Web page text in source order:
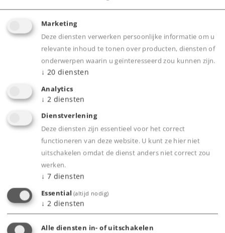
Art.nr.
Spoor /
Schaalgrootte
H0 / 1:87
Tijdperk II
Alleen voor clubleden.
Dealer zoeken
Downloads
Marketing
Deze diensten verwerken persoonlijke informatie om u
relevante inhoud te tonen over producten, diensten of
onderwerpen waarin u geïnteresseerd zou kunnen zijn.
↓ 20 diensten
Analytics
↓ 2 diensten
Dienstverlening
Deze diensten zijn essentieel voor het correct
functioneren van deze website. U kunt ze hier niet
uitschakelen omdat de dienst anders niet correct zou
werken.
↓ 7 diensten
Essential (altijd nodig)
↓ 2 diensten
Alle diensten in- of uitschakelen